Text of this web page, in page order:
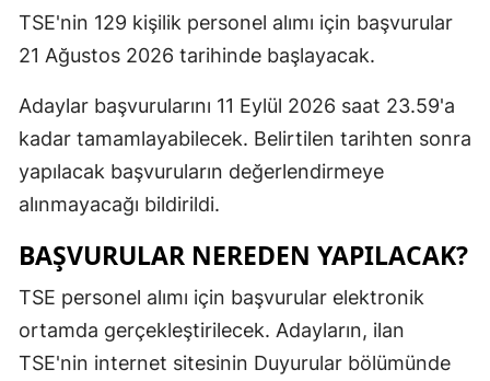
TSE'nin 129 kişilik personel alımı için başvurular
21 Ağustos 2026 tarihinde başlayacak.
Adaylar başvurularını 11 Eylül 2026 saat 23.59'a
kadar tamamlayabilecek. Belirtilen tarihten sonra
yapılacak başvuruların değerlendirmeye
alınmayacağı bildirildi.
BAŞVURULAR NEREDEN YAPILACAK?
TSE personel alımı için başvurular elektronik
ortamda gerçekleştirilecek. Adayların, ilan
TSE'nin internet sitesinin Duyurular bölümünde